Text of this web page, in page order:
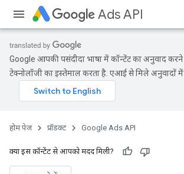
Ads API
Google आपकी पसंदीदा भाषा में कॉन्टेंट का अनुवाद
टेक्नोलॉजी का इस्तेमाल करता है. एआई से मिले अनुवादों में
होम पेज प्रॉडक्ट Google Ads API
क्या इस कॉन्टेंट से आपको मदद मिली?